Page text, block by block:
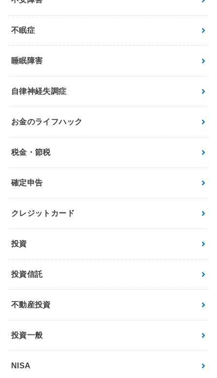
不眠症
睡眠障害
自律神経失調症
お金のライフハック
税金・節税
確定申告
クレジットカード
投資
投資信託
不動産投資
投資一般
NISA